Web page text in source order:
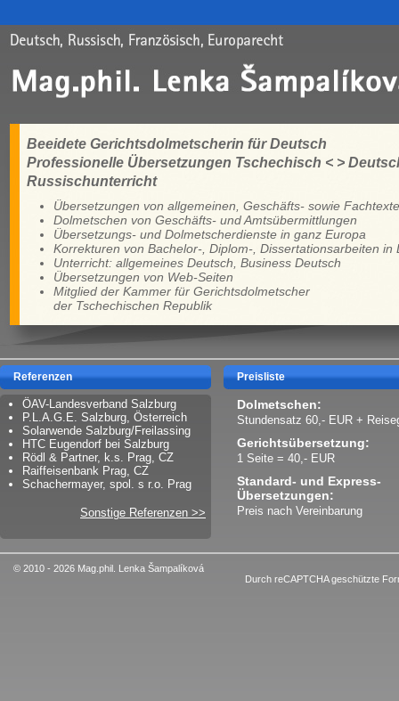
Beeidete Gerichtsdolmetscherin für Deutsch
Professionelle Übersetzungen Tschechisch < >
Russischunterricht
Übersetzungen von allgemeinen, Geschäfts- sowie
Dolmetschen von Geschäfts- und Amtsübermittlungen
Übersetzungs- und Dolmetscherdienste in ganz Europa
Korrekturen von Bachelor-, Diplom-, Dissertationsarbeiten in
Unterricht: allgemeines Deutsch, Business Deutsch
Übersetzungen von Web-Seiten
Mitglied der Kammer für Gerichtsdolmetscher
der Tschechischen Republik
Referenzen
ÖAV-Landesverband Salzburg
P.L.A.G.E. Salzburg, Österreich
Solarwende Salzburg/Freilassing
HTC Eugendorf bei Salzburg
Rödl & Partner, k.s. Prag, CZ
Raiffeisenbank Prag, CZ
Schachermayer, spol. s r.o. Prag
Sonstige Referenzen >>
Preisliste
Dolmetschen:
Stundensatz 60,- EUR +
Gerichtsübersetzung:
1 Seite = 40,- EUR
Standard- und Express-
Übersetzungen:
Preis nach Vereinbarung
© 2010 - 2026 Mag.phil. Lenka Šampalíková
Durch reCAPTCHA geschützte